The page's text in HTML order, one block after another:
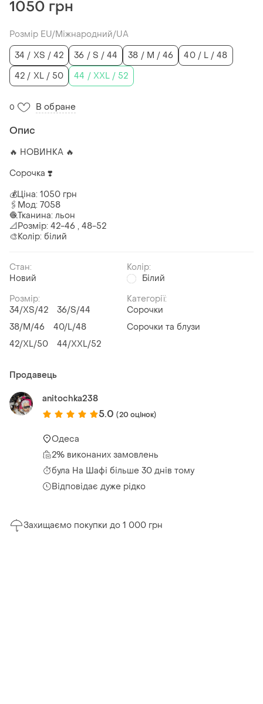
1050 грн
Розмір EU/Міжнародний/UA
34 / XS / 42
36 / S / 44 38 / M / 46
40 / L / 48
42 / XL / 50
44 / XXL / 52
0 В обране
Опис
🔥 НОВИНКА 🔥
Сорочка ❣️
💰Ціна: 1050 грн
🖇Мод: 7058
🧶Тканина: льон
📐Розмір: 42-46 , 48-52
🎨Колір: білий
Стан:
Новий
Колір:
Білий
Розмір:
34/XS/42
36/S/44
38/M/46
40/L/48
42/XL/50
44/XXL/52
Категорії:
Сорочки
Сорочки та блузи
Продавець
anitochka238
5.0 (20 оцінок)
Одеса
2% виконаних замовлень
була На Шафі більше 30 днів тому
Відповідає дуже рідко
Захищаємо покупки до 1 000 грн